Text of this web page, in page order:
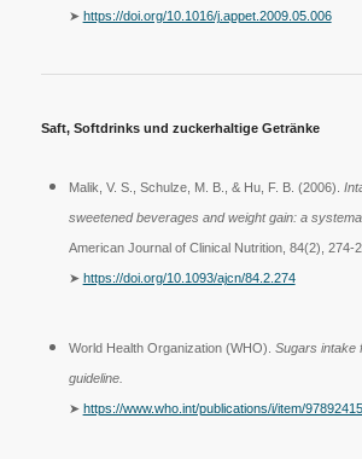
➤ https://doi.org/10.1016/j.appet.2009.05.006
Saft, Softdrinks und zuckerhaltige Getränke
Malik, V. S., Schulze, M. B., & Hu, F. B. (2006).
sweetened beverages and weight gain: a
American Journal of Clinical Nutrition, 84(2), 274-
➤ https://doi.org/10.1093/ajcn/84.2.274
World Health Organization (WHO). Sugars intake
guideline.
➤ https://www.who.int/publications/i/item/